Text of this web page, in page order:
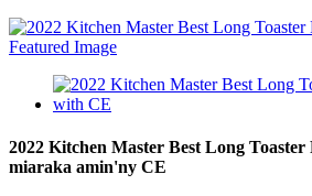
2022 Kitchen Master Best Long Toaster
miaraka amin'ny CE